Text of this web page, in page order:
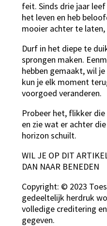
feit. Sinds drie jaar
het leven en heb
mooier achter te
Durf in het diepe te
sprongen maken.
hebben gemaakt, wil
kun je elk moment
voorgoed veranderen.
Probeer het, flikker
en zie wat er achter
horizon schuilt.
WIL JE OP DIT
DAN NAAR BENEDEN
Copyright: © 2023
gedeeltelijk herdruk
volledige creditering
gegeven.